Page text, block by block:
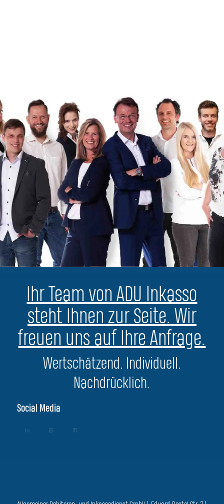
Ihr Team von ADU Inkasso
steht Ihnen zur Seite. Wir
freuen uns auf Ihre Anfrage.
Wertschätzend. Individuell.
Nachdrücklich.
Social Media